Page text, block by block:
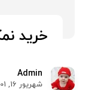
خرید
Admin
شهریور 16, 1401